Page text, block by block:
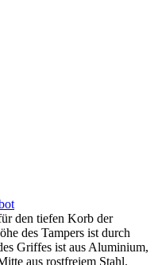
den tiefen Korb der
des Tampers ist durch
Griffes ist aus Aluminium,
aus rostfreiem Stahl.